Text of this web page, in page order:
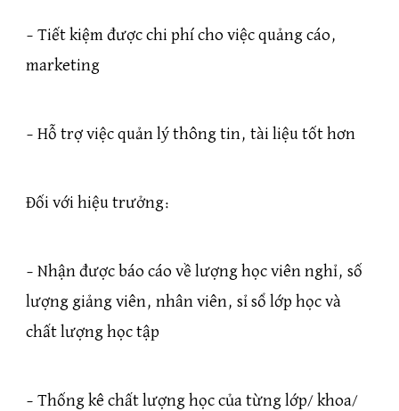
– Tiết kiệm được chi phí cho việc quảng cáo,
marketing
– Hỗ trợ việc quản lý thông tin, tài liệu tốt hơn
Đối với hiệu trưởng:
– Nhận được báo cáo về lượng học viên nghỉ, số
lượng giảng viên, nhân viên, sỉ sổ lớp học và
chất lượng học tập
– Thống kê chất lượng học của từng lớp/ khoa/